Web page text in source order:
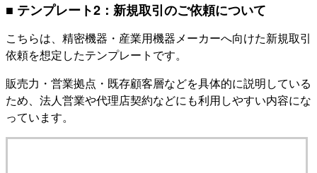
■ テンプレート2：新規取引のご依頼について
こちらは、精密機器・産業用機器メーカーへ向けた新規取引
依頼を想定したテンプレートです。
販売力・営業拠点・既存顧客層などを具体的に説明している
ため、法人営業や代理店契約などにも利用しやすい内容にな
っています。